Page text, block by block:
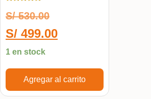
5.00
de 5
S/530.00
S/ 499.00
1 en stock
Agregar al carrito